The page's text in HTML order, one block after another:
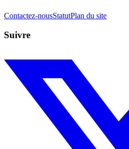
Contactez-nousStatutPlan du site
Suivre